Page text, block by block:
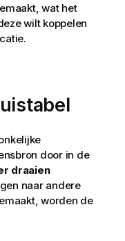
wat het
wilt koppelen
.
door in de
draaien
naar andere
worden de